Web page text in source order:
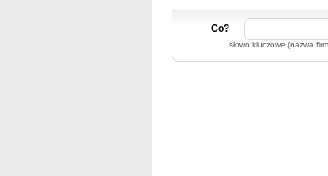
Co?
słowo kluczowe (nazwa